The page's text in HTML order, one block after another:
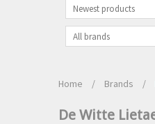
Home / Brands /
De Witte